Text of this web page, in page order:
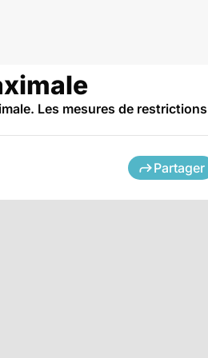
Les mesures de restrictions
Partager